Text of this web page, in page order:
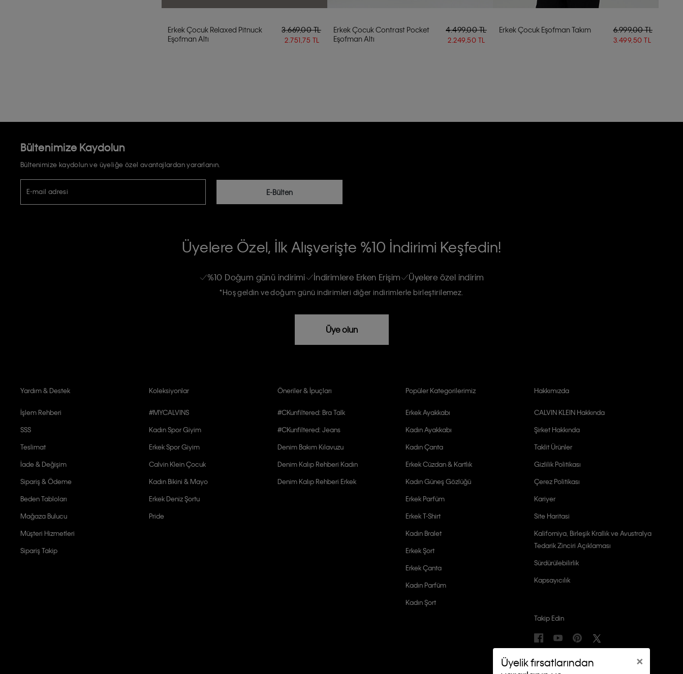
×
Üyelik fırsatlarından
Erkek Çocuk Relaxed Pitnuck
Eşofman Altı
3.669,00 TL
2.751,75 TL
Erkek Çocuk Contrast Pocket
Eşofman Altı
4.499,00 TL
2.249,50 TL
Erkek Çocuk Eşofman Takım 6.999,00 TL
3.499,50 TL
Bültenimize Kaydolun
Bültenimize kaydolun ve üyeliğe özel avantajlardan yararlanın.
E-mail adresi E-Bülten
Calvin Klein e-bültenine abone olarak, kişisel verilerimin Calvin Klein tarafına gönderileceğinin ve güncel ürün,
Üyelere Özel, İlk Alışverişte %10 İndirimi Keşfedin!
%10 Doğum günü indirimi İndirimlere Erken Erişim Üyelere özel indirim
*Hoş geldin ve doğum günü indirimleri diğer indirimlerle birleştirilemez.
Üye olun
Yardım & Destek
İşlem Rehberi
SSS
Teslimat
İade & Değişim
Sipariş & Ödeme
Beden Tabloları
Mağaza Bulucu
Müşteri Hizmetleri
Sipariş Takip
Koleksiyonlar
#MYCALVINS
Kadın Spor Giyim
Erkek Spor Giyim
Calvin Klein Çocuk
Kadın Bikini & Mayo
Erkek Deniz Şortu
Pride
Öneriler & İpuçları
#CKunfiltered: Bra Talk
#CKunfiltered: Jeans
Denim Bakım Kılavuzu
Denim Kalıp Rehberi Kadın
Denim Kalıp Rehberi Erkek
Popüler Kategorilerimiz
Erkek Ayakkabı
Kadın Ayakkabı
Kadın Çanta
Erkek Cüzdan & Kartlık
Kadın Güneş Gözlüğü
Erkek Parfüm
Erkek T-Shirt
Kadın Bralet
Erkek Şort
Erkek Çanta
Kadın Parfüm
Kadın Şort
Hakkımızda
CALVIN KLEIN Hakkında
Şirket Hakkında
Taklit Ürünler
Gizlilik Politikası
Çerez Politikası
Kariyer
Site Haritasi
Kaliforniya, Birleşik Krallık ve Avustralya
Tedarik Zinciri Açıklaması
Sürdürülebilirlik
Kapsayıcılık
Takip Edin